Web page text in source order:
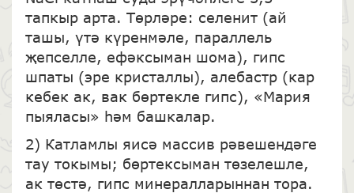
тапкыр арта. Төрләре: селенит (ай
ташы, үтә күренмәле, параллель
җепселле, ефәксыман шома), гипс
шпаты (эре кристаллы), алебастр (кар
кебек ак, вак бөртекле гипс), «Мария
пыяласы» һәм башкалар.
2) Катламлы яисә массив рәвешендәге
тау токымы; бөртексыман төзелешле,
ак төстә, гипс минералларыннан тора.